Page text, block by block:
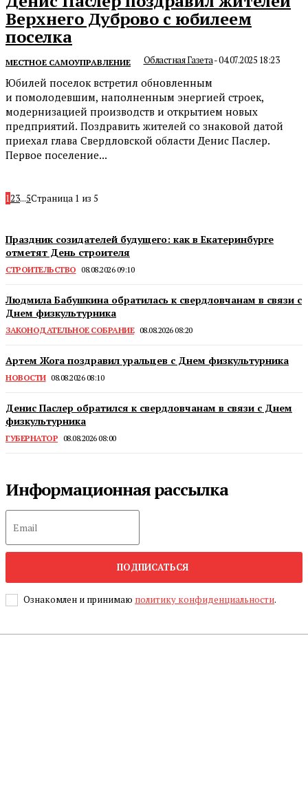
Верхнего Дуброво с юбилеем
поселка
МЕСТНОЕ САМОУПРАВЛЕНИЕ Областная Газета-04.07.2025 18:23
Юбилей поселок встретил обновленным
и помолодевшим, наполненным энергией строек,
модернизацией производств и открытием новых
предприятий. Поздравить жителей со знаковой датой
приехал глава Свердловской области Денис Паслер.
Первое поселение...
123...5Страница 1 из 5
Праздник созидателей будущего: как в Екатеринбурге
отметят День строителя
СТРОИТЕЛЬСТВО 08.08.2026 09:10
Людмила Бабушкина обратилась к свердловчанам в связи с
Днем физкультурника
ЗАКОНОДАТЕЛЬНОЕ СОБРАНИЕ 08.08.2026 08:20
Артем Жога поздравил уральцев с Днем физкультурника
НОВОСТИ 08.08.2026 08:10
Денис Паслер обратился к свердловчанам в связи с Днем
физкультурника
ГУБЕРНАТОР 08.08.2026 08:00
Информационная рассылка
ПОДПИСАТЬСЯ
Ознакомлен и принимаю политику конфиденциальности.